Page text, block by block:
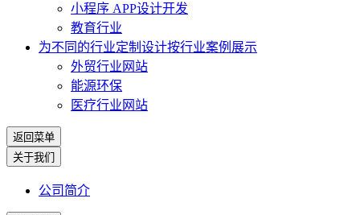
小程序 APP设计开发
教育行业
为不同的行业定制设计按行业案例展示
外贸行业网站
能源环保
医疗行业网站
返回菜单
关于我们
公司简介